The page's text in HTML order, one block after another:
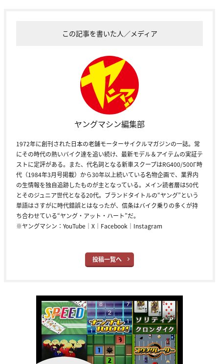
この記事を書いた人／メディア
ヤングマシン編集部
1972年に創刊された日本の老舗モーターサイクルマガジンの一誌。常
にその時代の熱いバイク達を追い続け、最新モデル＆アイテムの実証テ
ストに定評がある。また、代名詞となる新車スクープはRG400/500Γ時
代（1984年3月号掲載）から30年以上続いている名物企画で、業界内
の生情報を独自追跡したものが主となっている。メイン読者層は50代
とそのジュニア世代となる20代。ブランドタイトルの“ヤング”という
単語はさすがに時代錯誤とはなったが、信条はバイク乗りの多くが持
ち合わせている“ヤング・アット・ハート”だ。
※ヤングマシン： YouTube ｜ X ｜ Facebook ｜ Instagram
投稿一覧へ